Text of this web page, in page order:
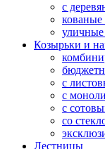
с
кованые
Козырьки и
с
с
с
со
Лестницы